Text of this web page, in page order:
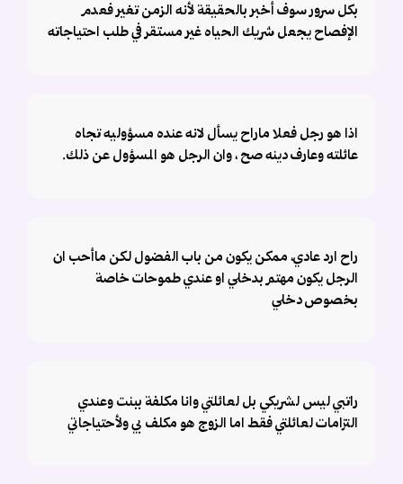
بكل سرور سوف أخبر بالحقيقة لأنه الزمن تغير فعدم
الإفصاح يجعل شريك الحياه غير مستقر في طلب احتياجاته
اذا هو رجل فعلا ماراح يسأل لانه عنده مسؤوليه تجاه
عائلته وعارف دينه صح ، وان الرجل هو المسؤول عن ذلك.
راح ارد عادي، ممكن يكون من باب الفضول لكن ماأحب ان
الرجل يكون مهتم بدخلي او عندي طموحات خاصة
بخصوص دخلي
راتبي ليس لشريكي بل لعائلتي وانا مكلفة ببنت وعندي
التزامات لعائلتي فقط اما الزوج هو مكلف بي ولأحتياجاتي